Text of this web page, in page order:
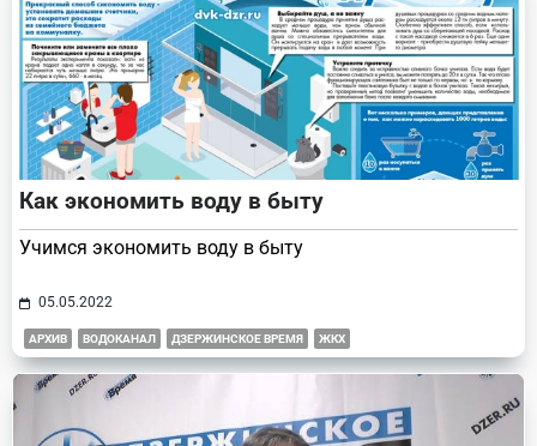
Как экономить воду в быту
Учимся экономить воду в быту
05.05.2022
АРХИВ ВОДОКАНАЛ ДЗЕРЖИНСКОЕ ВРЕМЯ ЖКХ